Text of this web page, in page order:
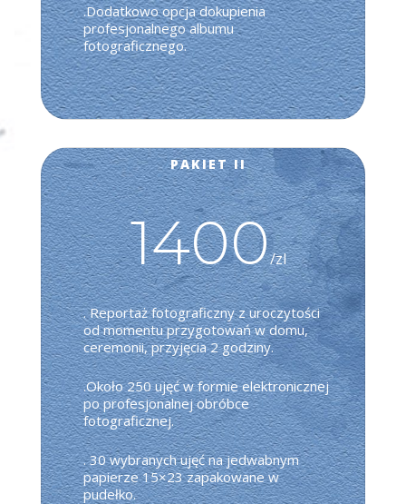
.Dodatkowo opcja dokupienia
profesjonalnego albumu
fotograficznego.
PAKIET II
1400/zl
. Reportaż fotograficzny z uroczytości
od momentu przygotowań w domu,
ceremonii, przyjęcia 2 godziny.
.Około 250 ujęć w formie elektronicznej
po profesjonalnej obróbce
fotograficznej.
. 30 wybranych ujęć na jedwabnym
papierze 15×23 zapakowane w
pudełko.